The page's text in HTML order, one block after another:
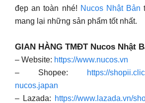
đẹp an toàn nhé! Nucos Nhật Bản
mang lại những sản phẩm tốt nhất.
GIAN HÀNG TMĐT Nucos Nhật
– Website: https://www.nucos.vn
– Shopee:
https://
nucos.japan
– Lazada: https://www.lazada.vn/